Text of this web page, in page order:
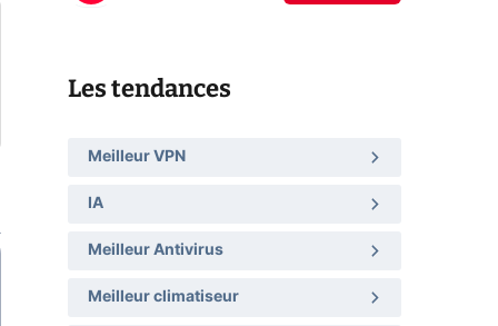
Les tendances
Meilleur VPN
IA
Meilleur Antivirus
Meilleur climatiseur